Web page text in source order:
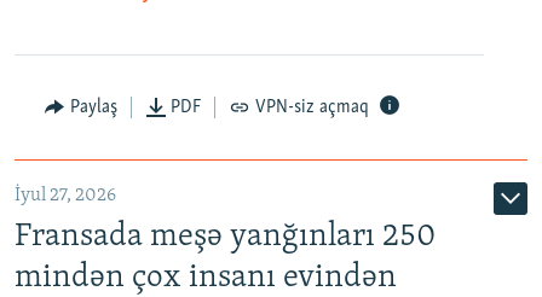
Paylaş PDF VPN-siz açmaq
İyul 27, 2026
Fransada meşə yanğınları 250
mindən çox insanı evindən